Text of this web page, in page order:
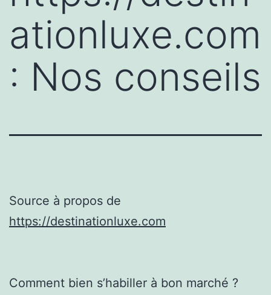
ationluxe.com
: Nos conseils
Source à propos de
https://destinationluxe.com
Comment bien s’habiller à bon marché ?